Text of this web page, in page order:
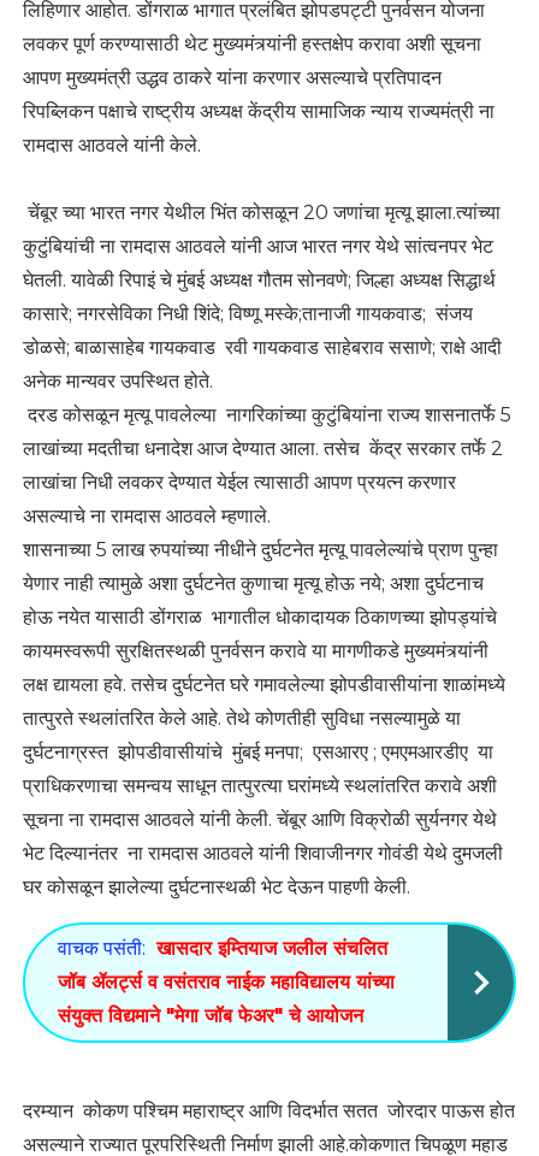
लिहिणार आहोत. डोंगराळ भागात प्रलंबित झोपडपट्टी पुनर्वसन योजना
लवकर पूर्ण करण्यासाठी थेट मुख्यमंत्र्यांनी हस्तक्षेप करावा अशी सूचना
आपण मुख्यमंत्री उद्धव ठाकरे यांना करणार असल्याचे प्रतिपादन
रिपब्लिकन पक्षाचे राष्ट्रीय अध्यक्ष केंद्रीय सामाजिक न्याय राज्यमंत्री ना
रामदास आठवले यांनी केले.
चेंबूर च्या भारत नगर येथील भिंत कोसळून 20 जणांचा मृत्यू झाला.त्यांच्या
कुटुंबियांची ना रामदास आठवले यांनी आज भारत नगर येथे सांत्वनपर भेट
घेतली. यावेळी रिपाइं चे मुंबई अध्यक्ष गौतम सोनवणे; जिल्हा अध्यक्ष सिद्धार्थ
कासारे; नगरसेविका निधी शिंदे; विष्णू मस्के;तानाजी गायकवाड; संजय
डोळसे; बाळासाहेब गायकवाड रवी गायकवाड साहेबराव ससाणे; राक्षे आदी
अनेक मान्यवर उपस्थित होते.
दरड कोसळून मृत्यू पावलेल्या नागरिकांच्या कुटुंबियांना राज्य शासनातर्फे 5
लाखांच्या मदतीचा धनादेश आज देण्यात आला. तसेच केंद्र सरकार तर्फे 2
लाखांचा निधी लवकर देण्यात येईल त्यासाठी आपण प्रयत्न करणार
असल्याचे ना रामदास आठवले म्हणाले.
शासनाच्या 5 लाख रुपयांच्या नीधीने दुर्घटनेत मृत्यू पावलेल्यांचे प्राण पुन्हा
येणार नाही त्यामुळे अशा दुर्घटनेत कुणाचा मृत्यू होऊ नये; अशा दुर्घटनाच
होऊ नयेत यासाठी डोंगराळ भागातील धोकादायक ठिकाणच्या झोपड्यांचे
कायमस्वरूपी सुरक्षितस्थळी पुनर्वसन करावे या मागणीकडे मुख्यमंत्र्यांनी
लक्ष द्यायला हवे. तसेच दुर्घटनेत घरे गमावलेल्या झोपडीवासीयांना शाळांमध्ये
तात्पुरते स्थलांतरित केले आहे. तेथे कोणतीही सुविधा नसल्यामुळे या
दुर्घटनाग्रस्त झोपडीवासीयांचे मुंबई मनपा; एसआरए ; एमएमआरडीए या
प्राधिकरणाचा समन्वय साधून तात्पुरत्या घरांमध्ये स्थलांतरित करावे अशी
सूचना ना रामदास आठवले यांनी केली. चेंबूर आणि विक्रोळी सुर्यनगर येथे
भेट दिल्यानंतर ना रामदास आठवले यांनी शिवाजीनगर गोवंडी येथे दुमजली
घर कोसळून झालेल्या दुर्घटनास्थळी भेट देऊन पाहणी केली.
वाचक पसंती: खासदार इम्तियाज जलील संचलित
जॉब ॲलर्ट्स व वसंतराव नाईक महाविद्यालय यांच्या
संयुक्त विद्यमाने "मेगा जॉब फेअर" चे आयोजन
दरम्यान कोकण पश्चिम महाराष्ट्र आणि विदर्भात सतत जोरदार पाऊस होत
असल्याने राज्यात पूरपरिस्थिती निर्माण झाली आहे.कोकणात चिपळूण महाड